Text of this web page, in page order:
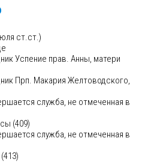
ст.ст.)
Успение прав. Анны, матери
Прп. Макария Желтоводского,
(409)